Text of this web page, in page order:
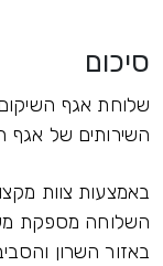
סיכום
שלוחת אגף
השירותים של אגף
באמצעות צוות
השלוחה מספקת
באזור השרון